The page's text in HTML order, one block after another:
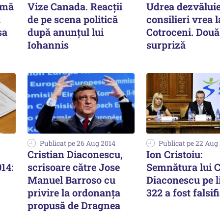
Vize Canada. Reacții
de pe scena politică
după anunțul lui
Iohannis
Udrea
consilieri vrea
Cotroceni.
surpriză
Publicat pe 26 Aug 2014
Cristian Diaconescu,
scrisoare către Jose
Manuel Barroso cu
privire la ordonanța
propusă de Dragnea
Publicat pe 22 Aug
Ion Cristoiu:
Semnătura lui
Diaconescu pe
322 a fost